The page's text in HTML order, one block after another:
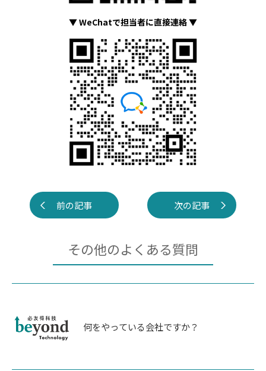
▼ WeChatで担当者に直接連絡 ▼
前の記事 次の記事
その他のよくある質問
何をやっている会社ですか？